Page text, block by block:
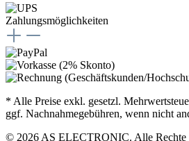
Zahlungsmöglichkeiten
* Alle Preise exkl. gesetzl.
ggf. Nachnahmegebühren, wenn nicht
© 2026 AS ELECTRONIC. Alle Rechte